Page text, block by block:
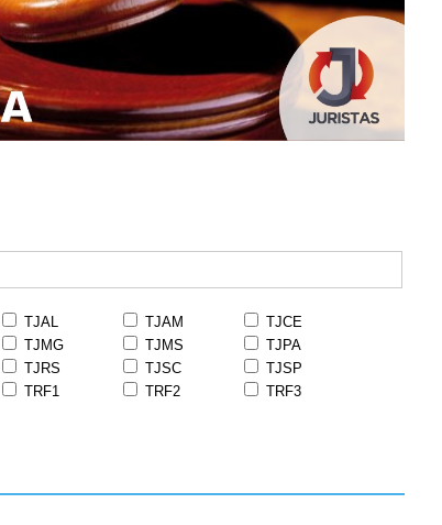
TJAL TJAM
TJCE
TJMG TJMS
TJPA
TJRS TJSC
TJSP
TRF1 TRF2
TRF3